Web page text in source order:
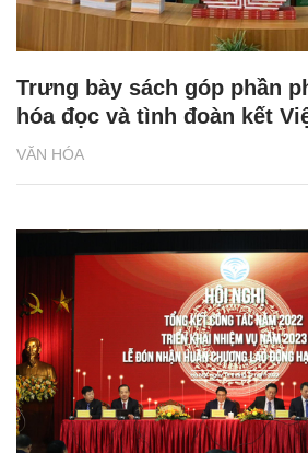
VĂN HÓA
Trưng bày sách góp phần
hóa đọc và tình đoàn kết